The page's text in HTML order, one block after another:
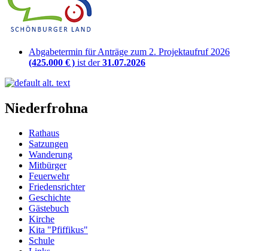
Abgabetermin für Anträge zum 2. Projektaufruf 2026
(425.000 € ) ist der31.07.2026
Niederfrohna
Rathaus
Satzungen
Wanderung
Mitbürger
Feuerwehr
Friedensrichter
Geschichte
Gästebuch
Kirche
Kita "Pfiffikus"
Schule